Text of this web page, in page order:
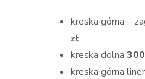
kreska górna –
zł
kreska dolna
kreska górna